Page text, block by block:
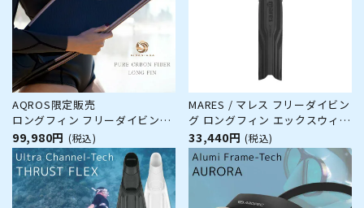
AQROS限定販売
ロングフィン フリーダイビング
SIRENIANA シレニアナ フルフッ
トフィン カーボンフィン
99,980円 (税込)
MARES / マレス フリーダイビン
グ ロングフィン エックスウィン
グ PRO ダイビング 軽器材 フ
リーダイビング スキューバ スキ
ューバダイビング
33,440円 (税込)